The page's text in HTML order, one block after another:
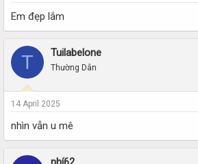
Em đẹp lắm
T Tuilabelone
Thường Dân
14 April 2025
nhìn vẫn u mê